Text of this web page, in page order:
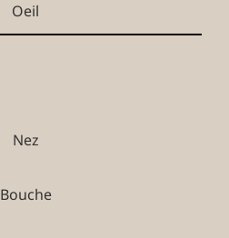
Oeil
Nez
Bouche